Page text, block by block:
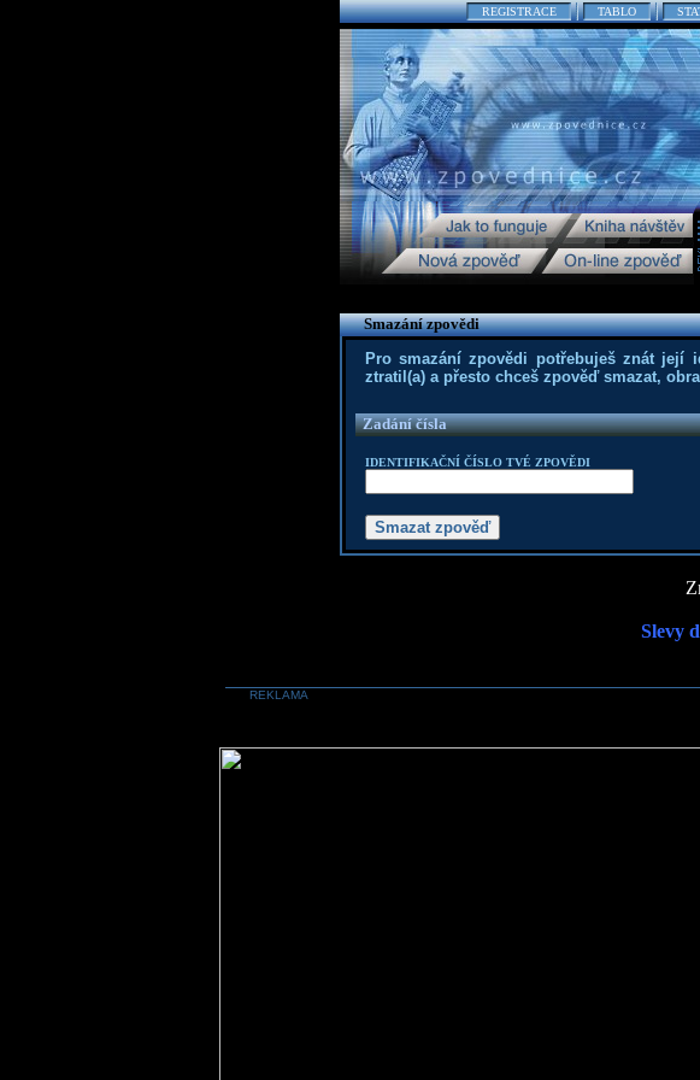
REGISTRACE TABLO
Smazání zpovědi
Pro smazání zpovědi potřebuješ znát
ztratil(a) a přesto chceš zpověď smazat,
Zadání čísla
IDENTIFIKAČNÍ ČÍSLO TVÉ ZPOVĚDI
Slevy
REKLAMA